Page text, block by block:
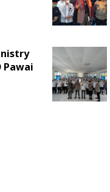
Pawai